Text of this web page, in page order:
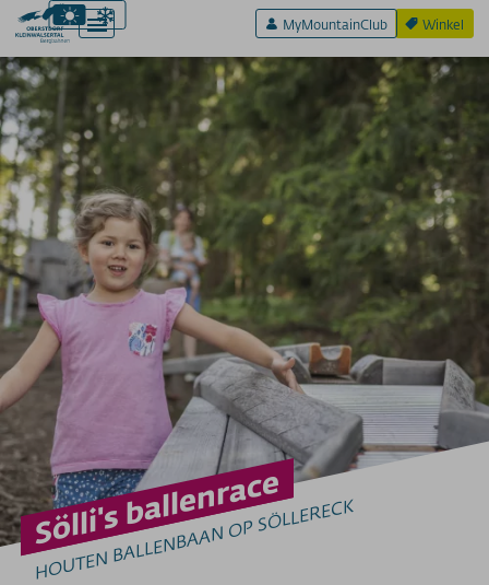
Winkel
MyMountainClub
Actief & Sport
Beleef & Plezier
FAMILIENURLAUB
Berti's schattenjacht
Speeltuinen
AVONTURENWERELDEN
klimbos
Allgäu Coaster
Noordwandpad
Sölli's ballenrace
Burmi-water
Höfatsweg
Op de Alp
GROEPEN & SCHOLEN
Groepsaanbiedingen
Schoolklas aanbiedingen
Sölli's ballenrace
HOUTEN BALLENBAAN OP SÖLLERECK